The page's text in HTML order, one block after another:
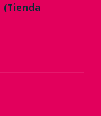
(Tienda